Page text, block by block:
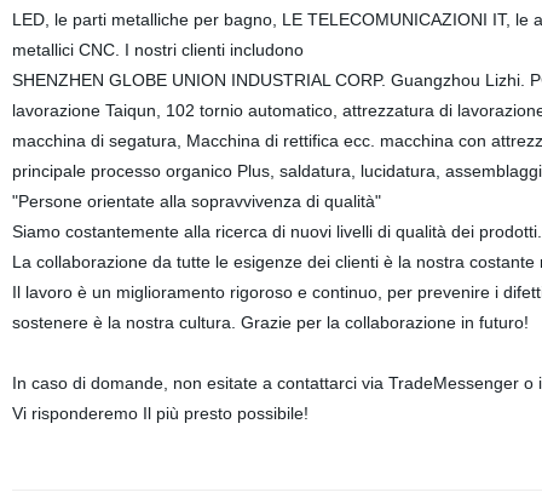
LED, le parti metalliche per bagno, LE TELECOMUNICAZIONI IT,
metallici CNC. I nostri clienti includono
SHENZHEN GLOBE UNION INDUSTRIAL CORP. Guangzhou
lavorazione Taiqun, 102 tornio automatico, attrezzatura di
macchina di segatura, Macchina di rettifica ecc. macchina con
principale processo organico Plus, saldatura, lucidatura,
"Persone orientate alla sopravvivenza di qualità"
Siamo costantemente alla ricerca di nuovi livelli di qualità dei prodotti.
La collaborazione da tutte le esigenze dei clienti è la nostra costante
Il lavoro è un miglioramento rigoroso e continuo, per prevenire i
sostenere è la nostra cultura. Grazie per la collaborazione in futuro!
In caso di domande, non esitate a contattarci via TradeMessenger o
Vi risponderemo Il più presto possibile!